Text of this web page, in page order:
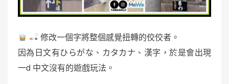
修改一個字將整個感覺扭轉的佼佼者。
因為日文有ひらがな、カタカナ、漢字，於是會出現
一d 中文沒有的遊戲玩法。